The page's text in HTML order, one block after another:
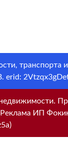
транспорта
erid:
ИП